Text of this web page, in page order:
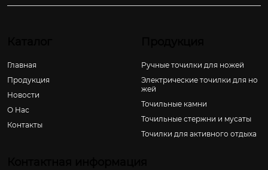
Главная
Продукция
Новости
О Hас
Контакты
Ручные точилки для ножей
Электрические точилки для но
жей
Точильные камни
Точильные стержни и мусаты
Точилки для активного отдыха